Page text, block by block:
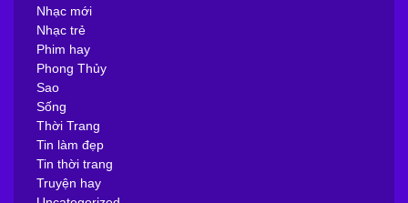
Nhạc mới
Nhạc trẻ
Phim hay
Phong Thủy
Sao
Sống
Thời Trang
Tin làm đẹp
Tin thời trang
Truyện hay